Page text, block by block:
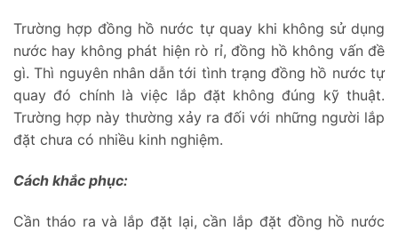
Trường hợp đồng hồ nước tự quay khi không sử dụng
nước hay không phát hiện rò rỉ, đồng hồ không vấn đề
gì. Thì nguyên nhân dẫn tới tình trạng đồng hồ nước tự
quay đó chính là việc lắp đặt không đúng kỹ thuật.
Trường hợp này thường xảy ra đối với những người lắp
đặt chưa có nhiều kinh nghiệm.
Cách khắc phục:
Cần tháo ra và lắp đặt lại, cần lắp đặt đồng hồ nước